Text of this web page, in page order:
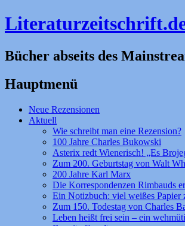
Bücher abseits des
Hauptmenü
Zum
Inhalt
Neue Rezensionen
Aktuell
Wie schreibt man eine Rezension?
100 Jahre Charles Bukowski
Asterix redt Wienerisch! „Es
Zum 200. Geburtstag von Walt
200 Jahre Karl Marx
Die Korrespondenzen Rimbauds
Ein Notizbuch: viel weißes Papier
Zum 150. Todestag von Charles
Leben heißt frei sein – ein